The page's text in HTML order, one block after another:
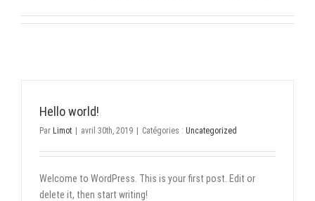
Hello world!
Par Limot avril 30th, 2019 Catégories : Uncategorized
Welcome to WordPress. This is your first post. Edit or
delete it, then start writing!